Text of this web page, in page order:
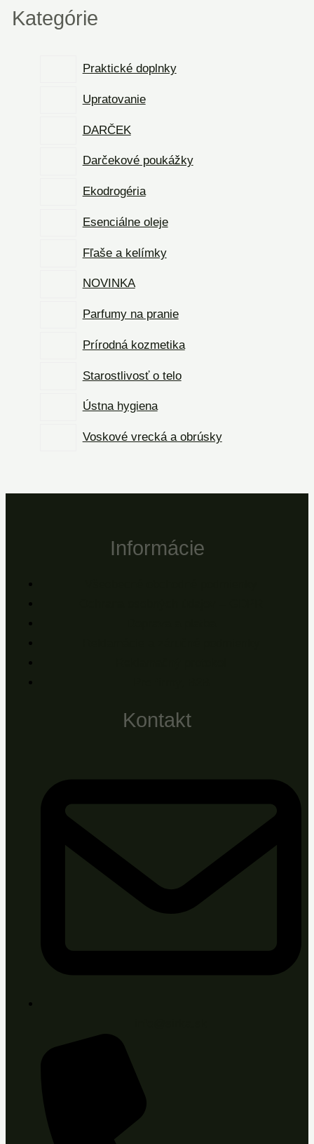
Kategórie
Praktické doplnky
Upratovanie
DARČEK
Darčekové poukážky
Ekodrogéria
Esenciálne oleje
Fľaše a kelímky
NOVINKA
Parfumy na pranie
Prírodná kozmetika
Starostlivosť o telo
Ústna hygiena
Voskové vrecká a obrúsky
Informácie
Kontakt